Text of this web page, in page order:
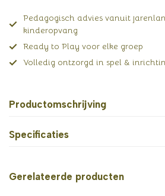
Pedagogisch advies vanuit
kinderopvang
Ready to Play voor elke groep
Volledig ontzorgd in spel &
Productomschrijving
Specificaties
Gerelateerde producten